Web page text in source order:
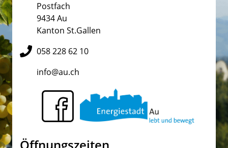
Postfach
9434 Au
Kanton St.Gallen
058 228 62 10
info@au.ch